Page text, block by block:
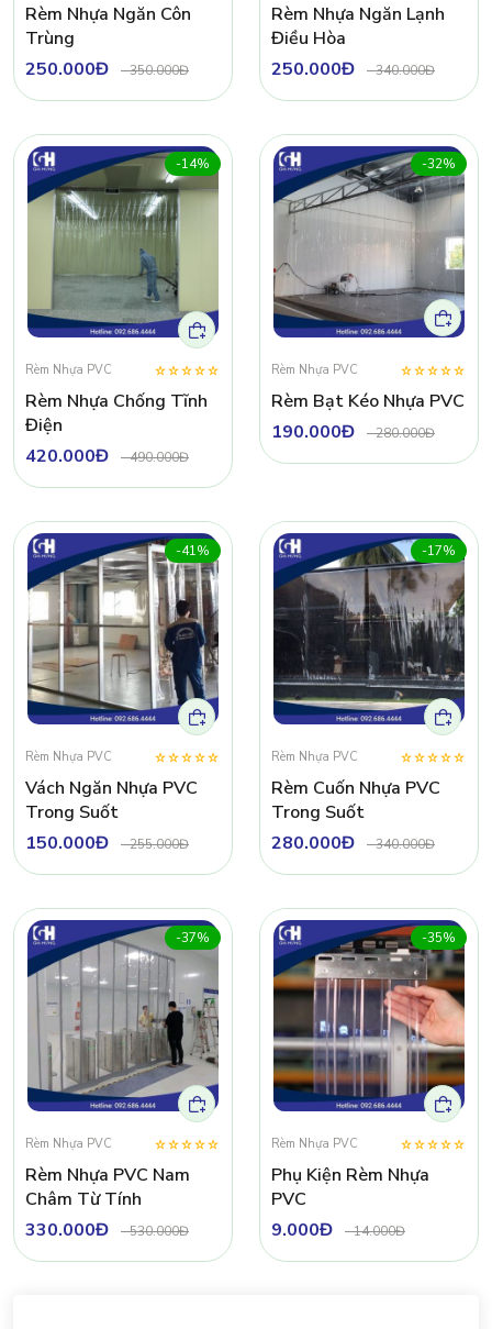
Rèm Nhựa Ngăn Côn
Trùng
250.000Đ
-350.000Đ
Rèm Nhựa Ngăn Lạnh
Điều Hòa
250.000Đ
-340.000Đ
-14%
Rèm Nhựa PVC
Rèm Nhựa Chống Tĩnh
Điện
420.000Đ
-490.000Đ
-32%
Rèm Nhựa PVC
Rèm Bạt Kéo Nhựa PVC
190.000Đ
-280.000Đ
-41%
Rèm Nhựa PVC
Vách Ngăn Nhựa PVC
Trong Suốt
150.000Đ
-255.000Đ
-17%
Rèm Nhựa PVC
Rèm Cuốn Nhựa PVC
Trong Suốt
280.000Đ
-340.000Đ
-37%
Rèm Nhựa PVC
Rèm Nhựa PVC Nam
Châm Từ Tính
330.000Đ
-530.000Đ
-35%
Rèm Nhựa PVC
Phụ Kiện Rèm Nhựa
PVC
9.000Đ
-14.000Đ